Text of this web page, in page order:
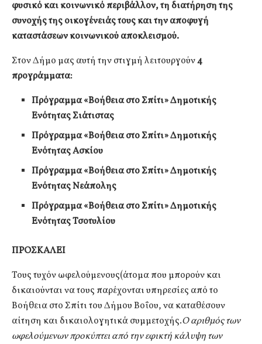
φυσικό και κοινωνικό περιβάλλον, τη διατήρηση της
συνοχής της οικογένειάς τους και την αποφυγή
καταστάσεων κοινωνικού αποκλεισμού.
Στον Δήμο μας αυτή την στιγμή λειτουργούν4
προγράμματα:
Πρόγραμμα «Βοήθεια στο Σπίτι» Δημοτικής
Ενότητας Σιάτιστας
Πρόγραμμα «Βοήθεια στο Σπίτι» Δημοτικής
Ενότητας Ασκίου
Πρόγραμμα «Βοήθεια στο Σπίτι» Δημοτικής
Ενότητας Νεάπολης
Πρόγραμμα «Βοήθεια στο Σπίτι» Δημοτικής
Ενότητας Τσοτυλίου
ΠΡΟΣΚΑΛΕΙ
Τους τυχόν ωφελούμενους(άτομα που μπορούν και
δικαιούνται να τους παρέχονται υπηρεσίες από το
Βοήθεια στο Σπίτι του Δήμου Βοΐου, να καταθέσουν
αίτηση και δικαιολογητικά συμμετοχής.Ο αριθμός των
ωφελούμενων προκύπτει από την εφικτή κάλυψη των